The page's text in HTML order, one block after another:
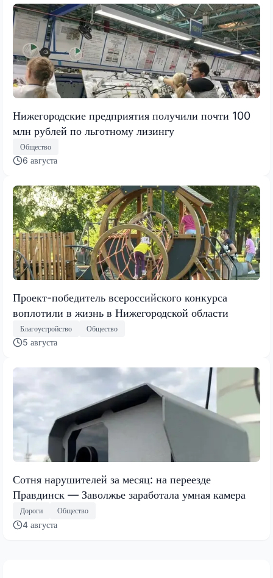
Нижегородские предприятия получили почти 100
млн рублей по льготному лизингу
Общество
6 августа
Проект-победитель всероссийского конкурса
воплотили в жизнь в Нижегородской области
Благоустройство Общество
5 августа
Сотня нарушителей за месяц: на переезде
Правдинск — Заволжье заработала умная камера
Дороги Общество
4 августа